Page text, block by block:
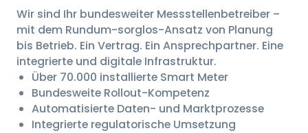
Wir sind Ihr bundesweiter Messstellenbetreiber –
mit dem Rundum-sorglos-Ansatz von Planung
bis Betrieb. Ein Vertrag. Ein Ansprechpartner. Eine
integrierte und digitale Infrastruktur.
Über 70.000 installierte Smart Meter
Bundesweite Rollout-Kompetenz
Automatisierte Daten- und Marktprozesse
Integrierte regulatorische Umsetzung